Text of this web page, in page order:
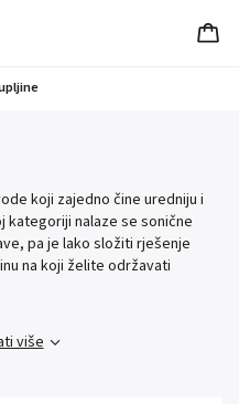
koji zajedno čine uredniju i
kategoriji nalaze se sonične
pa je lako složiti rješenje
na koji želite održavati
više